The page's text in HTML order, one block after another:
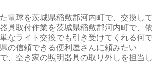
電球を茨城県稲敷郡河内町で、交換し
具取付作業を茨城県稲敷郡河内町で、
なライト交換でも引き受けてくれる何
の信頼できる便利屋さんに頼みたい
、空き家の照明器具の取り外しを担当